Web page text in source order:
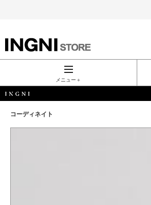
INGNI（イン
グ）公式通
販｜INGNI
STORE
メニュー＋
コーディネイト